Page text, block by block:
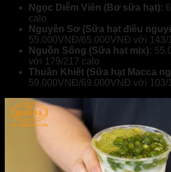
Ngọc Diễm Viên (Bơ sữa hạt):
calo
Nguyên Sơ (Sữa hạt điều
55.000VNĐ/65.000VNĐ với 143/
Nguồn Sống (Sữa hạt mix):
với 179/217 calo
Thuần Khiết (Sữa hạt Macca
59.000VNĐ/69.000VNĐ với 103/